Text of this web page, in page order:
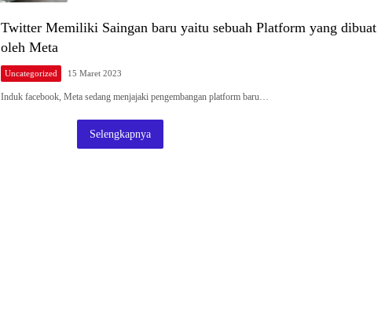
Twitter Memiliki Saingan baru yaitu sebuah Platform yang dibuat
oleh Meta
Uncategorized 15 Maret 2023
Induk facebook, Meta sedang menjajaki pengembangan platform baru…
Selengkapnya